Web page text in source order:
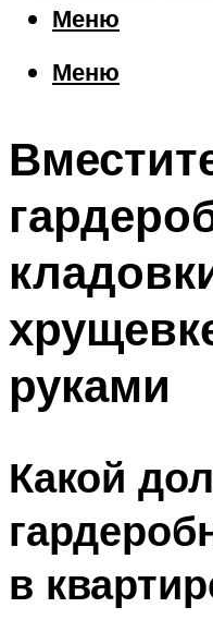
Меню
Меню
руками
Какой
в